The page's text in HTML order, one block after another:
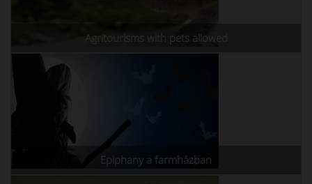
Agritourisms with pets allowed
Epiphany a farmházban